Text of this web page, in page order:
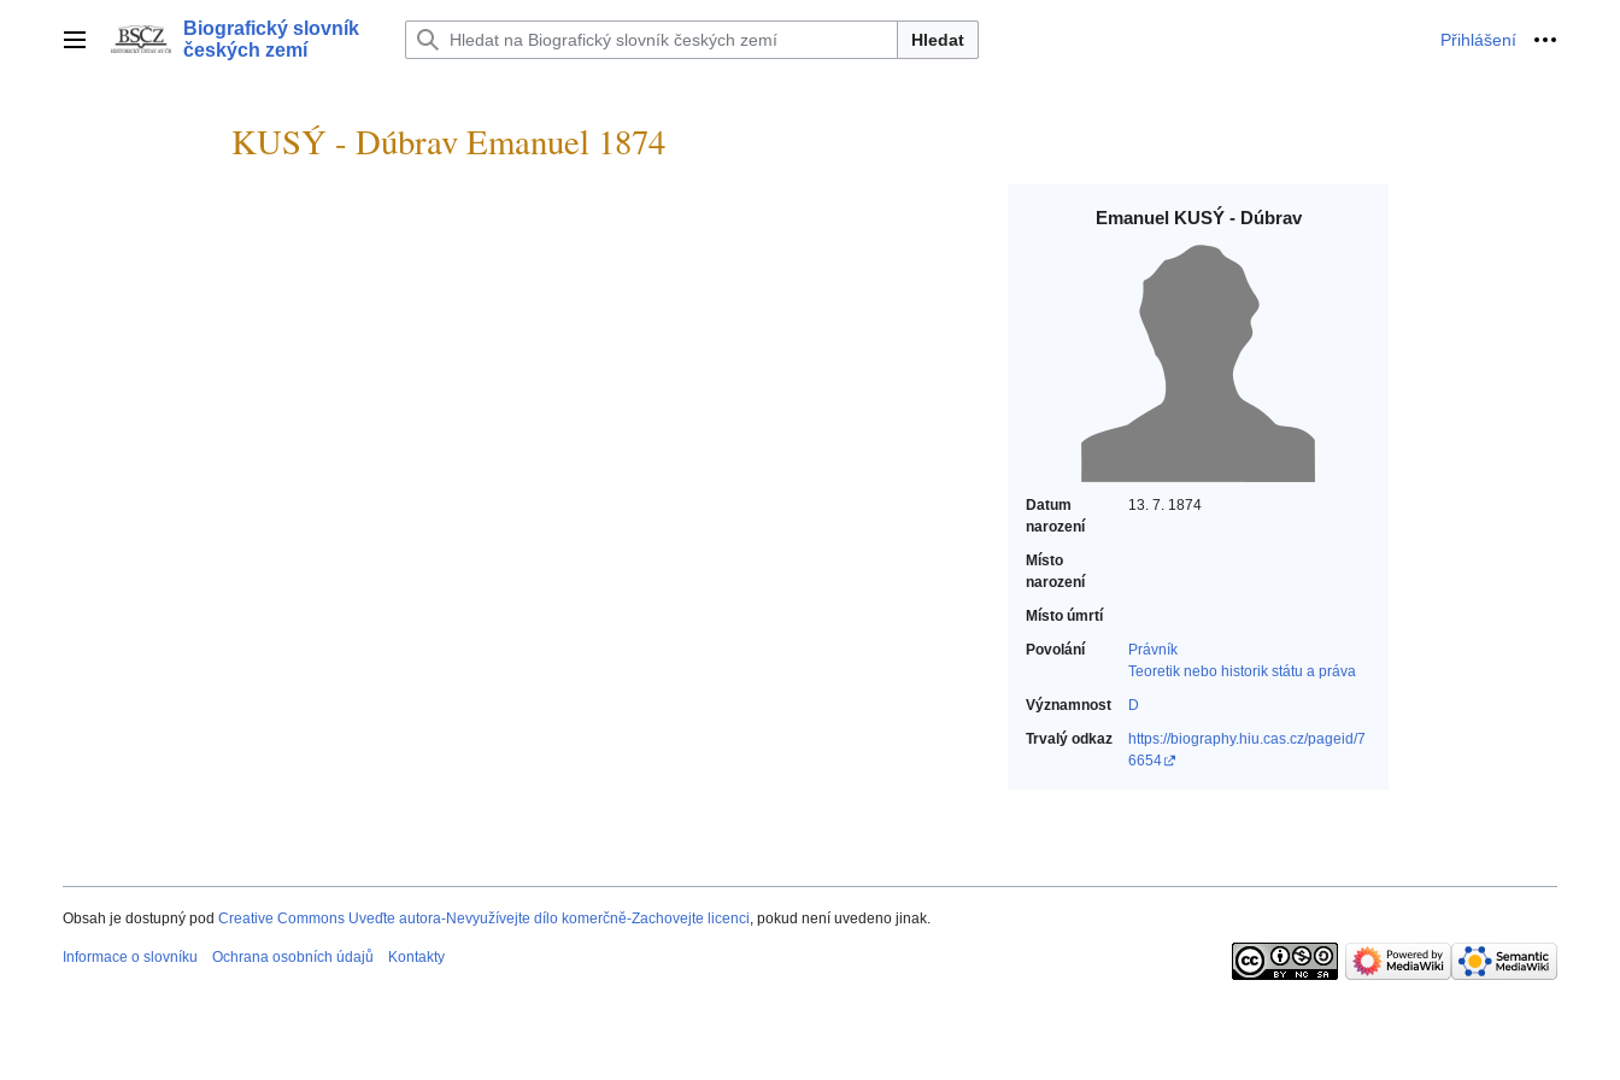
Hlavní menu
Biografický slovník
českých zemí
Hledat Přihlášení Osobní
KUSÝ - Dúbrav Emanuel 1874
Emanuel KUSÝ - Dúbrav
Datum
narození
13. 7. 1874
Místo
narození
Místo úmrtí
Povolání
Právník‎
Teoretik nebo historik státu a práva‎
Významnost
D
Trvalý odkaz
https://biography.hiu.cas.cz/pageid/7
6654
Obsah je dostupný pod Creative Commons Uveďte autora-Nevyužívejte dílo komerčně-Zachovejte licenci, pokud není uvedeno jinak.
Informace o slovníku Ochrana osobních údajů Kontakty